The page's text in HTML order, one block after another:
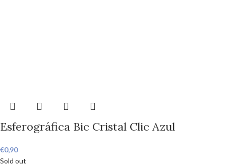
Esferográfica Bic Cristal Clic Azul
€0,90
Sold out